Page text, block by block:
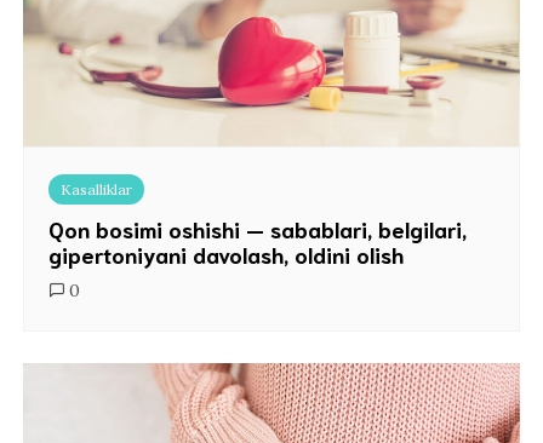
Kasalliklar
Qon bosimi oshishi — sabablari, belgilari,
gipertoniyani davolash, oldini olish
0